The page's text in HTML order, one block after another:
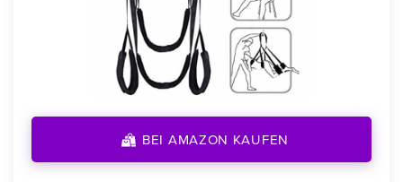
BEI AMAZON KAUFEN